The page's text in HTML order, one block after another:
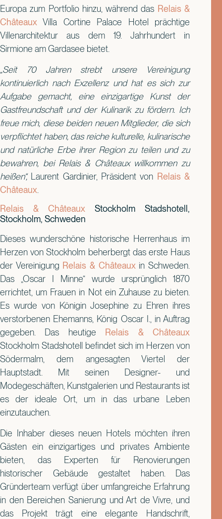
Europa zum Portfolio hinzu, während das Relais &
Châteaux Villa Cortine Palace Hotel prächtige
Villenarchitektur aus dem 19. Jahrhundert in
Sirmione am Gardasee bietet.
„Seit 70 Jahren strebt unsere Vereinigung
kontinuierlich nach Exzellenz und hat es sich zur
Aufgabe gemacht, eine einzigartige Kunst der
Gastfreundschaft und der Kulinarik zu fördern. Ich
freue mich, diese beiden neuen Mitglieder, die sich
verpflichtet haben, das reiche kulturelle, kulinarische
und natürliche Erbe ihrer Region zu teilen und zu
bewahren, bei Relais & Châteaux willkommen zu
heißen“, Laurent Gardinier, Präsident von Relais &
Châteaux
Relais & Châteaux Stockholm Stadshotell,
Stockholm, Schweden
Dieses wunderschöne historische Herrenhaus im
Herzen von Stockholm beherbergt das erste Haus
der Vereinigung Relais & Châteauxin Schweden.
Das „Oscar I Minne“ wurde ursprünglich 1870
errichtet, um Frauen in Not ein Zuhause zu bieten.
Es wurde von Königin Josephine zu Ehren ihres
verstorbenen Ehemanns, König Oscar I., in Auftrag
gegeben. Das heutige
Relais & Châteaux
Stockholm Stadshotell befindet sich im Herzen von
Södermalm, dem angesagten Viertel der
Hauptstadt. Mit seinen Designer- und
Modegeschäften, Kunstgalerien und Restaurants ist
es der ideale Ort, um in das urbane Leben
einzutauchen.
Die Inhaber dieses neuen Hotels möchten ihren
Gästen ein einzigartiges und privates Ambiente
bieten, das Experten für Renovierungen
historischer Gebäude gestaltet haben. Das
Gründerteam verfügt über umfangreiche Erfahrung
in den Bereichen Sanierung und Art de Vivre, und
das Projekt trägt eine elegante Handschrift,